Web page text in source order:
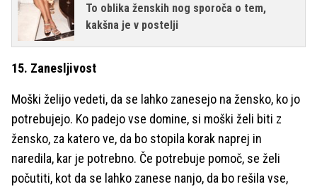
To oblika ženskih nog sporoča o tem,
kakšna je v postelji
15. Zanesljivost
Moški želijo vedeti, da se lahko zanesejo na žensko, ko jo
potrebujejo. Ko padejo vse domine, si moški želi biti z
žensko, za katero ve, da bo stopila korak naprej in
naredila, kar je potrebno. Če potrebuje pomoč, se želi
počutiti, kot da se lahko zanese nanjo, da bo rešila vse,